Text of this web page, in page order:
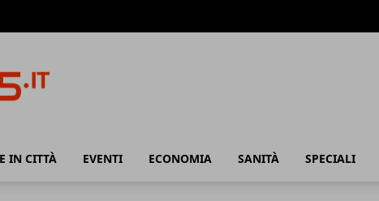
IN CITTÀ EVENTI ECONOMIA SANITÀ SPECIALI